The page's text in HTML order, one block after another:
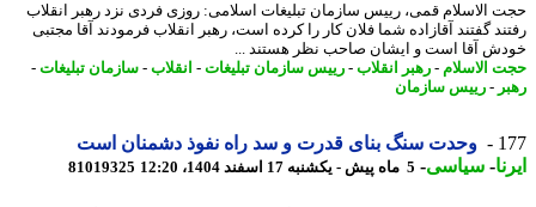
الاسلام قمی، رییس سازمان تبلیغات اسلامی: روزی فردی نزد رهبر انقلاب
گفتند آقازاده شما فلان کار را کرده است، رهبر انقلاب فرمودند آقا مجتبی
آقا است و ایشان صاحب نظر هستند ...
الاسلام-رهبر انقلاب-رییس سازمان تبلیغات-انقلاب-سازمان تبلیغات-
-رییس سازمان
وحدت سنگ بنای قدرت و سد راه نفوذ دشمنان است
-سیاسی-5 ماه پیش - یکشنبه 17 اسفند 1404، 12:20 81019325